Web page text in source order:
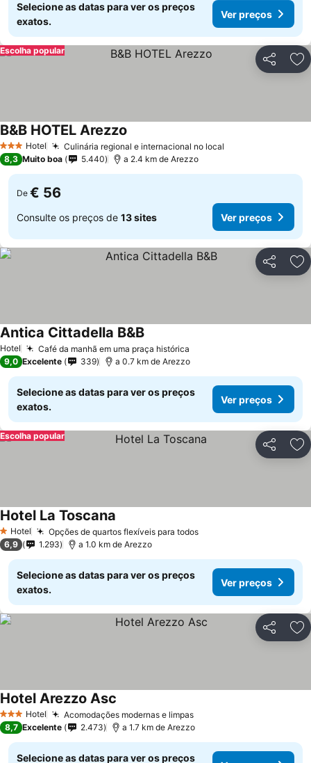
Selecione as datas para ver os preços
exatos.
Ver preços
Partilhar
Escolha popular
3 EstrelasHotel Culinária regional e internacional no local
B&B HOTEL Arezzo
8,3 Muito boa 5.440 a 2.4 km de Arezzo
De € 56
Consulte os preços de 13 sites Ver preços
Partilhar
Hotel Café da manhã em uma praça histórica
Antica Cittadella B&B
9,0 Excelente 339 a 0.7 km de Arezzo
Selecione as datas para ver os preços
exatos.
Ver preços
Partilhar
Escolha popular
1 Estrelas
Hotel Opções de quartos flexíveis para todos
Hotel La Toscana
6,9 1.293 a 1.0 km de Arezzo
Selecione as datas para ver os preços
exatos.
Ver preços
Partilhar
3 EstrelasHotel Acomodações modernas e limpas
Hotel Arezzo Asc
8,7 Excelente 2.473 a 1.7 km de Arezzo
Selecione as datas para ver os preços